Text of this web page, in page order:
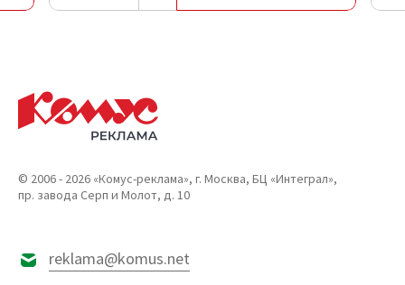
© 2006 - 2026 «Комус-реклама», г. Москва, БЦ «Интеграл»,
пр. завода Серп и Молот, д. 10
reklama@komus.net